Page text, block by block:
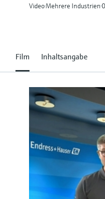
VideoMehrere Industrien
Film Inhaltsangabe